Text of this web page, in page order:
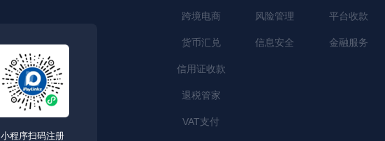
小程序扫码注册
跨境电商
货币汇兑
信用证收款
退税管家
VAT支付
风险管理
信息安全
平台收款
金融服务